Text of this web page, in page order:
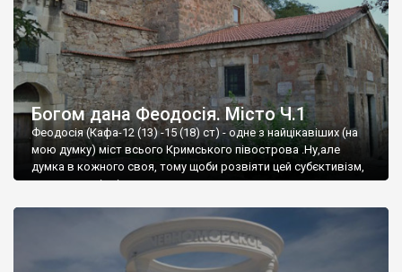
Богом дана Феодосія. Місто Ч.1
Феодосія (Кафа-12 (13) -15 (18) ст) - одне з найцікавіших (на
мою думку) міст всього Кримського півострова .Ну,але
думка в кожного своя, тому щоби розвіяти цей субєктивізм,
запрошую відвідати це